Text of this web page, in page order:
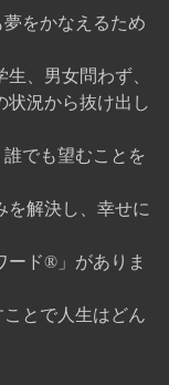
をかなえるため
、男女問わず、
状況から抜け出し
でも望むことを
を解決し、幸せに
ード®」がありま
とで人生はどん